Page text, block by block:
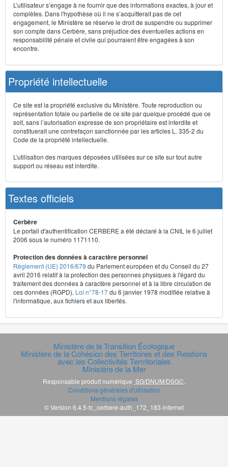
L’utilisateur s’engage à ne fournir que des informations exactes, à jour et
complètes. Dans l'hypothèse où il ne s’acquitterait pas de cet
engagement, le Ministère se réserve le droit de suspendre ou supprimer
son compte dans Cerbère, sans préjudice des éventuelles actions en
responsabilité pénale et civile qui pourraient être engagées à son
encontre.
Propriété intellectuelle
Ce site est la propriété exclusive du Ministère. Toute reproduction ou
représentation totale ou partielle de ce site par quelque procédé que ce
soit, sans l’autorisation expresse de son propriétaire est interdite et
constituerait une contrefaçon sanctionnée par les articles L. 335-2 du
Code de la propriété intellectuelle.
L’utilisation des marques déposées utilisées sur ce site sur tout autre
support ou réseau est interdite.
Textes officiels
Cerbère
Le portail d'authentification CERBERE a été déclaré à la CNIL le 6 juillet
2006 sous le numéro 1171110.
Protection des données à caractère personnel
Règlement (UE) 2016/679 du Parlement européen et du Conseil du 27
avril 2016 relatif à la protection des personnes physiques à l'égard du
traitement des données à caractère personnel et à la libre circulation de
ces données (RGPD). Loi n°78-17du 6 janvier 1978 modifiée relative à
l'informatique, aux fichiers et aux libertés.
Ministère de la Transition Écologique
Ministère de la Cohésion des Territoires et des Relations
avec les Collectivités Terrritoriales
Ministère de la Mer
Responsable produit numérique SG/DNUM/DSGC
Conditions générales d'utilisation
Mentions légales
© Version 6.4.5-tc_cerbere-auth_172_183-internet